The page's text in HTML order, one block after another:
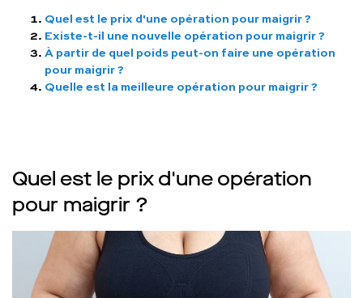
Quel est le prix d'une opération pour maigrir ?
Existe-t-il une nouvelle opération pour maigrir ?
À partir de quel poids peut-on faire une opération
pour maigrir ?
Quelle est la meilleure opération pour maigrir ?
Quel est le prix d'une opération
pour maigrir ?